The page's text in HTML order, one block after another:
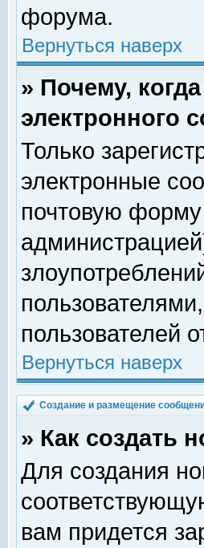
форума.
Вернуться наверх
» Почему,
электронного
Только
электронные
почтовую
пользователей
Вернуться наверх
Создание и размещение
» Как создать
Для создания
вам придется